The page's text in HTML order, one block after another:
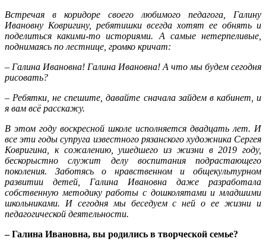
Встречая в коридоре своего любимого педагога, Галину
Ивановну Ковригину, ребятишки всегда хотят ее обнять и
поделиться какими-то историями. А самые нетерпеливые,
поднимаясь по лестнице, громко кричат:
– Галина Ивановна! Галина Ивановна! А что мы будем сегодня
рисовать?
– Ребятки, не спешите, давайте сначала зайдем в кабинет, и
я вам всё расскажу.
В этом году воскресной школе исполняется двадцать лет. И
все эти годы супруга известного рязанского художника Сергея
Ковригина, к сожалению, ушедшего из жизни в 2019 году,
бескорыстно служит делу воспитания подрастающего
поколения. Заботясь о нравственном и общекультурном
развитии детей, Галина Ивановна даже разработала
собственную методику работы с дошколятами и младшими
школьниками. И сегодня мы беседуем с ней о ее жизни и
педагогической деятельности.
– Галина Ивановна, вы родились в творческой семье?